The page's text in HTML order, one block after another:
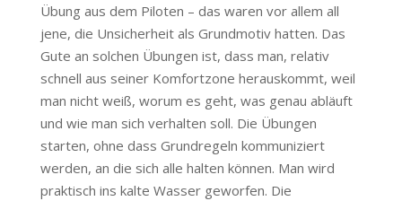
Übung aus dem Piloten – das waren vor allem all
jene, die Unsicherheit als Grundmotiv hatten. Das
Gute an solchen Übungen ist, dass man, relativ
schnell aus seiner Komfortzone herauskommt, weil
man nicht weiß, worum es geht, was genau abläuft
und wie man sich verhalten soll. Die Übungen
starten, ohne dass Grundregeln kommuniziert
werden, an die sich alle halten können. Man wird
praktisch ins kalte Wasser geworfen. Die